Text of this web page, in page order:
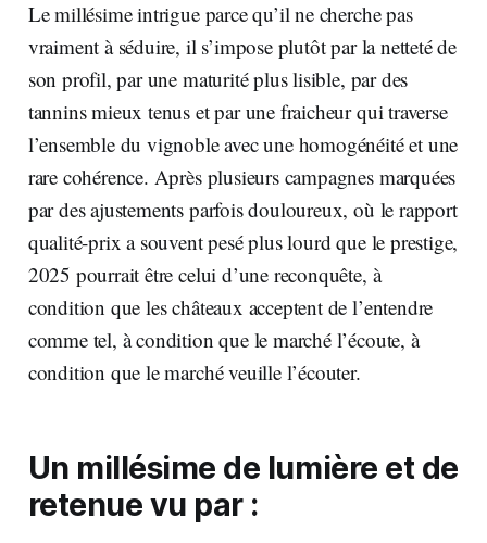
Le millésime intrigue parce qu’il ne cherche pas
vraiment à séduire, il s’impose plutôt par la netteté de
son profil, par une maturité plus lisible, par des
tannins mieux tenus et par une fraicheur qui traverse
l’ensemble du vignoble avec une homogénéité et une
rare cohérence. Après plusieurs campagnes marquées
par des ajustements parfois douloureux, où le rapport
qualité-prix a souvent pesé plus lourd que le prestige,
2025 pourrait être celui d’une reconquête, à
condition que les châteaux acceptent de l’entendre
comme tel, à condition que le marché l’écoute, à
condition que le marché veuille l’écouter.
Un millésime de lumière et de
retenue vu par :